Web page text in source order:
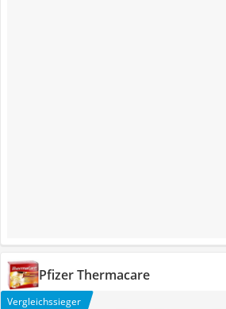
Pfizer Thermacare
Vergleichssieger